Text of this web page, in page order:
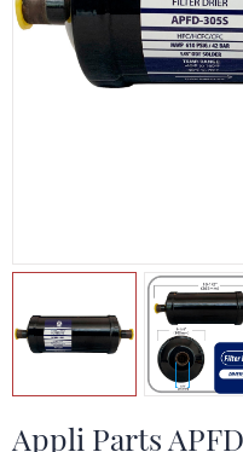
Appli Parts